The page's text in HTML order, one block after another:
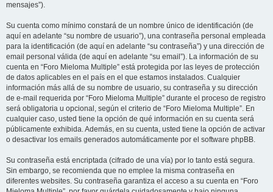
mensajes”).
Su cuenta como mínimo constará de un nombre único de identificación (de
aquí en adelante “su nombre de usuario”), una contraseña personal empleada
para la identificación (de aquí en adelante “su contraseña”) y una dirección de
email personal válida (de aquí en adelante “su email”). La información de su
cuenta en “Foro Mieloma Multiple” está protegida por las leyes de protección
de datos aplicables en el país en el que estamos instalados. Cualquier
información más allá de su nombre de usuario, su contraseña y su dirección
de e-mail requerida por “Foro Mieloma Multiple” durante el proceso de registro
será obligatoria u opcional, según el criterio de “Foro Mieloma Multiple”. En
cualquier caso, usted tiene la opción de qué información en su cuenta será
públicamente exhibida. Además, en su cuenta, usted tiene la opción de activar
o desactivar los emails generados automáticamente por el software phpBB.
Su contraseña está encriptada (cifrado de una vía) por lo tanto está segura.
Sin embargo, se recomienda que no emplee la misma contraseña en
diferentes websites. Su contraseña garantiza el acceso a su cuenta en “Foro